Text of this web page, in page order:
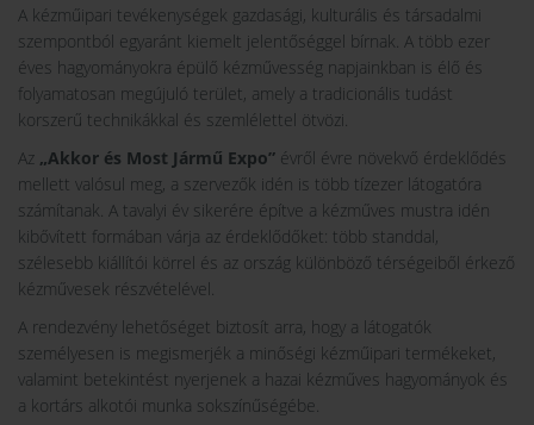
A kézműipari tevékenységek gazdasági, kulturális és társadalmi
szempontból egyaránt kiemelt jelentőséggel bírnak. A több ezer
éves hagyományokra épülő kézművesség napjainkban is élő és
folyamatosan megújuló terület, amely a tradicionális tudást
korszerű technikákkal és szemlélettel ötvözi.
Az „Akkor és Most Jármű Expo” évről évre növekvő érdeklődés
mellett valósul meg, a szervezők idén is több tízezer látogatóra
számítanak. A tavalyi év sikerére építve a kézműves mustra idén
kibővített formában várja az érdeklődőket: több standdal,
szélesebb kiállítói körrel és az ország különböző térségeiből érkező
kézművesek részvételével.
A rendezvény lehetőséget biztosít arra, hogy a látogatók
személyesen is megismerjék a minőségi kézműipari termékeket,
valamint betekintést nyerjenek a hazai kézműves hagyományok és
a kortárs alkotói munka sokszínűségébe.